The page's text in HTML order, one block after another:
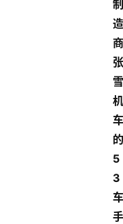
制
造
商
张
雪
机
车
的
5
3
车
手